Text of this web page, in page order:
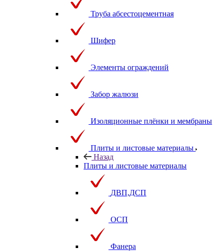
Труба абсестоцементная
Шифер
Элементы ограждений
Забор жалюзи
Изоляционные плёнки и мембраны
Плиты и листовые материалы
Назад
Плиты и листовые материалы
ДВП,ДСП
ОСП
Фанера